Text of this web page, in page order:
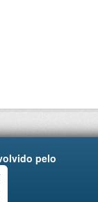
pelo